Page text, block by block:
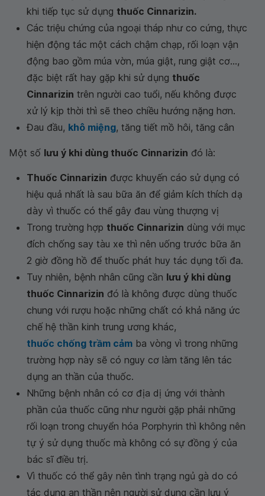
khi tiếp tục sử dụng thuốc Cinnarizin.
Các triệu chứng của ngoại tháp như co cứng, thực
hiện động tác một cách chậm chạp, rối loạn vận
động bao gồm múa vờn, múa giật, rung giật cơ...,
đặc biệt rất hay gặp khi sử dụng thuốc
Cinnarizin trên người cao tuổi, nếu không được
xử lý kịp thời thì sẽ theo chiều hướng nặng hơn.
Đau đầu, khô miệng, tăng tiết mồ hôi, tăng cân
Một số lưu ý khi dùng thuốc Cinnarizin đó là:
Thuốc Cinnarizin được khuyến cáo sử dụng có
hiệu quả nhất là sau bữa ăn để giảm kích thích dạ
dày vì thuốc có thể gây đau vùng thượng vị
Trong trường hợp thuốc Cinnarizin dùng với mục
đích chống say tàu xe thì nên uống trước bữa ăn
2 giờ đồng hồ để thuốc phát huy tác dụng tối đa.
Tuy nhiên, bệnh nhân cũng cần lưu ý khi dùng
thuốc Cinnarizin đó là không được dùng thuốc
chung với rượu hoặc những chất có khả năng ức
chế hệ thần kinh trung ương khác,
thuốc chống trầm cảm ba vòng vì trong những
trường hợp này sẽ có nguy cơ làm tăng lên tác
dụng an thần của thuốc.
Những bệnh nhân có cơ địa dị ứng với thành
phần của thuốc cũng như người gặp phải những
rối loạn trong chuyển hóa Porphyrin thì không nên
tự ý sử dụng thuốc mà không có sự đồng ý của
bác sĩ điều trị.
Vì thuốc có thể gây nên tình trạng ngủ gà do có
tác dụng an thần nên người sử dụng cần lưu ý